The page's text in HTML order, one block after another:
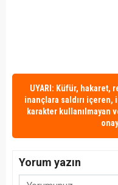
UYARI: Küfür, hakaret,
inançlara saldırı içeren,
karakter kullanılmayan
Yorum yazın